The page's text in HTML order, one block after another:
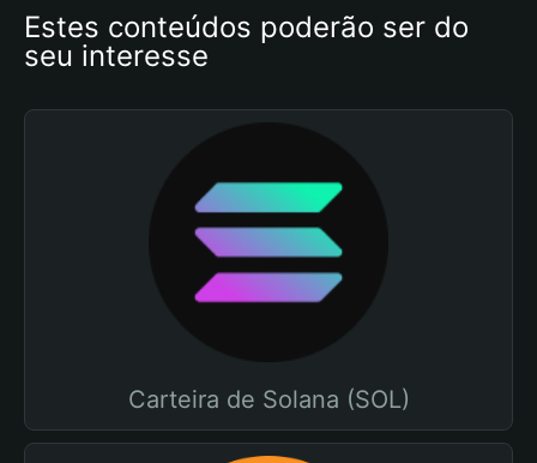
Estes conteúdos poderão ser do
seu interesse
Carteira de Solana (SOL)